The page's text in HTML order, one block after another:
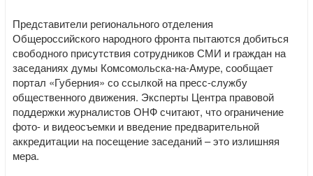
Представители регионального отделения
Общероссийского народного фронта пытаются добиться
свободного присутствия сотрудников СМИ и граждан на
заседаниях думы Комсомольска-на-Амуре, сообщает
портал «Губерния» со ссылкой на пресс-службу
общественного движения. Эксперты Центра правовой
поддержки журналистов ОНФ считают, что ограничение
фото- и видеосъемки и введение предварительной
аккредитации на посещение заседаний – это излишняя
мера.